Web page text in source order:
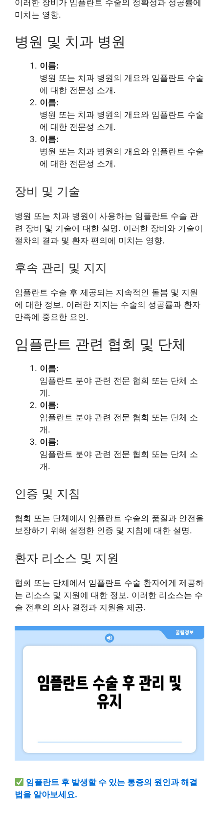
이러한 장비가 임플란트 수술의 정확성과 성공률에
미치는 영향.
병원 및 치과 병원
이름:
병원 또는 치과 병원의 개요와 임플란트 수술
에 대한 전문성 소개.
이름:
병원 또는 치과 병원의 개요와 임플란트 수술
에 대한 전문성 소개.
이름:
병원 또는 치과 병원의 개요와 임플란트 수술
에 대한 전문성 소개.
장비 및 기술
병원 또는 치과 병원이 사용하는 임플란트 수술 관
련 장비 및 기술에 대한 설명. 이러한 장비와 기술이
절차의 결과 및 환자 편의에 미치는 영향.
후속 관리 및 지지
임플란트 수술 후 제공되는 지속적인 돌봄 및 지원
에 대한 정보. 이러한 지지는 수술의 성공률과 환자
만족에 중요한 요인.
임플란트 관련 협회 및 단체
이름:
임플란트 분야 관련 전문 협회 또는 단체 소
개.
이름:
임플란트 분야 관련 전문 협회 또는 단체 소
개.
이름:
임플란트 분야 관련 전문 협회 또는 단체 소
개.
인증 및 지침
협회 또는 단체에서 임플란트 수술의 품질과 안전을
보장하기 위해 설정한 인증 및 지침에 대한 설명.
환자 리소스 및 지원
협회 또는 단체에서 임플란트 수술 환자에게 제공하
는 리소스 및 지원에 대한 정보. 이러한 리소스는 수
술 전후의 의사 결정과 지원을 제공.
임플란트 후 발생할 수 있는 통증의 원인과 해결
법을 알아보세요.